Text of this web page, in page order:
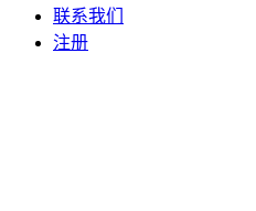
联系我们
注册